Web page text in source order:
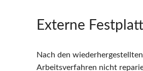
Externe
Nach den
Arbeitsverfahren nicht